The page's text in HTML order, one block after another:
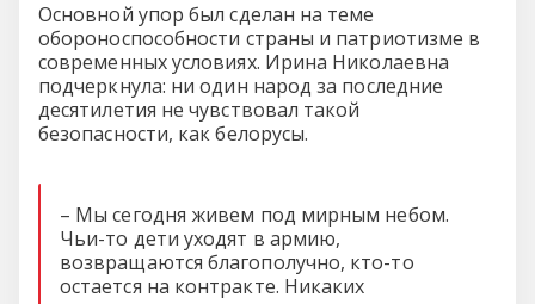
Основной упор был сделан на теме
обороноспособности страны и патриотизме в
современных условиях. Ирина Николаевна
подчеркнула: ни один народ за последние
десятилетия не чувствовал такой
безопасности, как белорусы.
– Мы сегодня живем под мирным небом.
Чьи-то дети уходят в армию,
возвращаются благополучно, кто-то
остается на контракте. Никаких